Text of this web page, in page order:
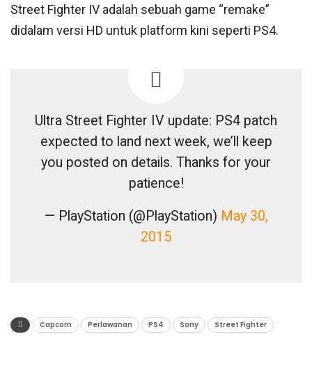
Street Fighter IV adalah sebuah game “remake”
didalam versi HD untuk platform kini seperti PS4.
Ultra Street Fighter IV update: PS4 patch
expected to land next week, we’ll keep
you posted on details. Thanks for your
patience!
— PlayStation (@PlayStation) May 30,
2015
Capcom Perlawanan PS4 Sony Street Fighter